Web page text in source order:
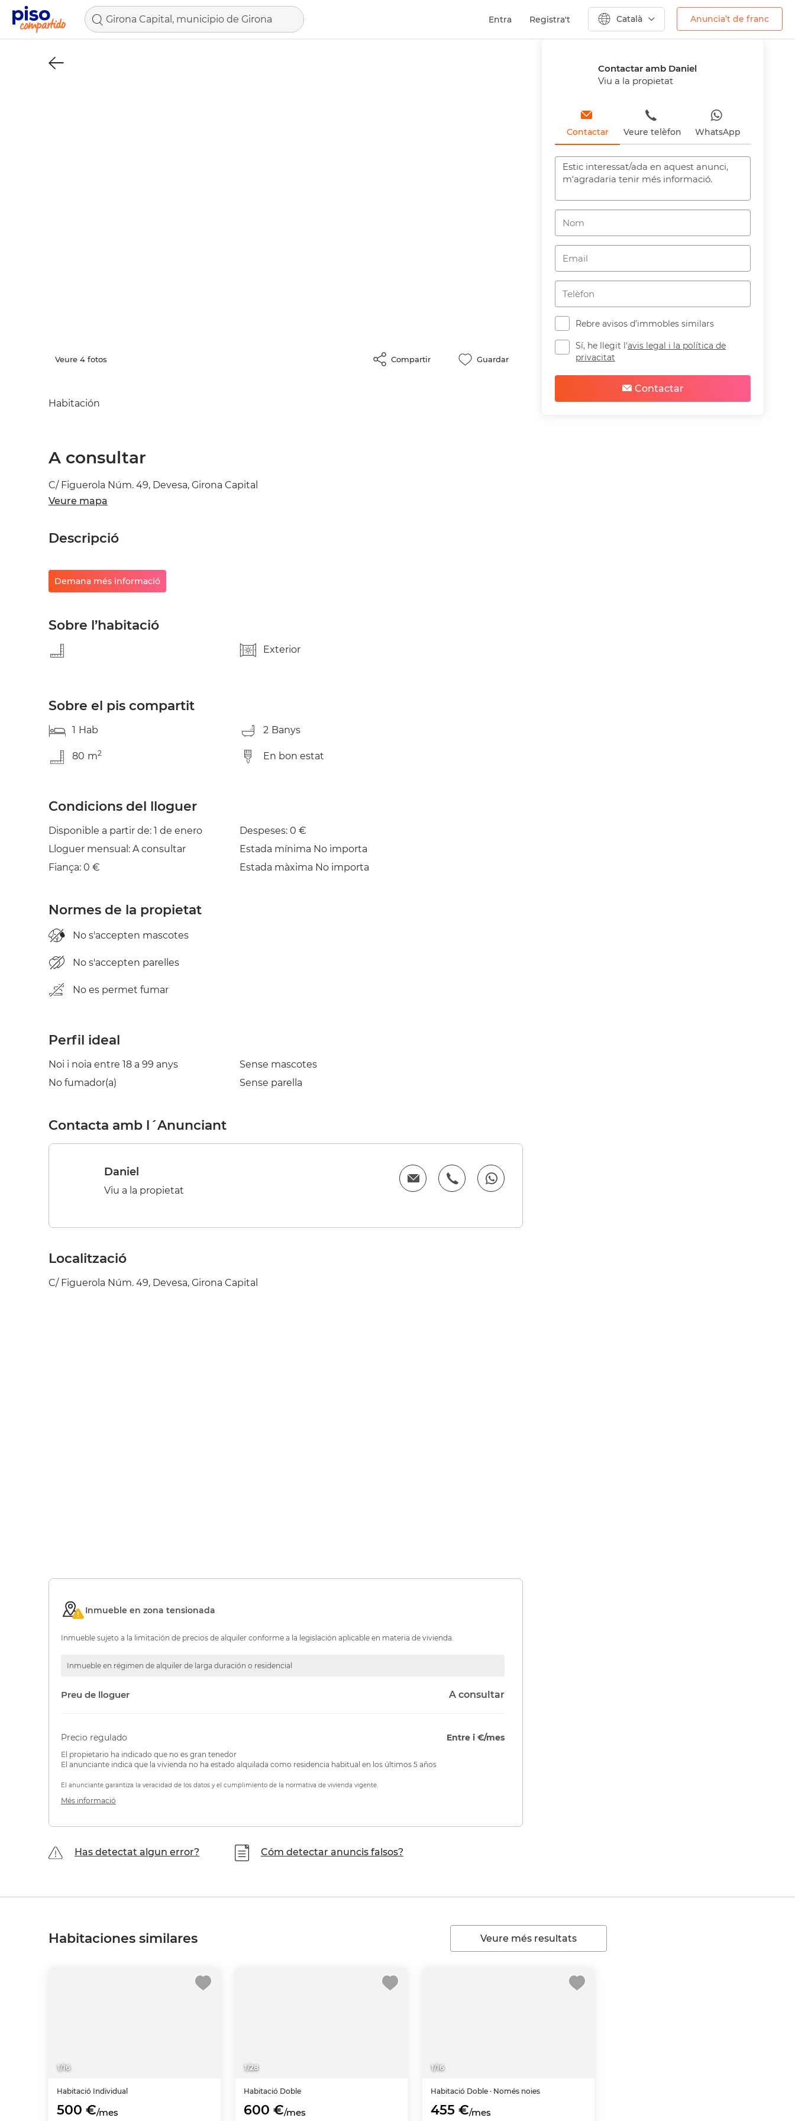
Girona Capital, municipio de Girona Entra Registra't Català Anuncia’t de franc
Anterior
Veure 4 fotos Compartir Guardar
Habitación
A consultar
C/ Figuerola Núm. 49, Devesa, Girona Capital
Veure mapa
Descripció
Demana més informació
Sobre l’habitació
Exterior
Sobre el pis compartit
1 Hab 2 Banys
80 m2 En bon estat
Condicions del lloguer
Disponible a partir de: 1 de enero
Lloguer mensual: A consultar
Fiança: 0 €
Despeses: 0 €
Estada mínima No importa
Estada màxima No importa
Normes de la propietat
No s'accepten mascotes
No s'accepten parelles
No es permet fumar
Perfil ideal
Noi i noia entre 18 a 99 anys
No fumador(a)
Sense mascotes
Sense parella
Contacta amb l´Anunciant
Daniel
Viu a la propietat
Localització
C/ Figuerola Núm. 49, Devesa, Girona Capital
Inmueble en zona tensionada
Inmueble sujeto a la limitación de precios de alquiler conforme a la legislación aplicable en materia de vivienda.
Inmueble en régimen de alquiler de larga duración o residencial
Preu de lloguer A consultar
Precio regulado Entre i €/mes
El propietario ha indicado que no es gran tenedor
El anunciante indica que la vivienda no ha estado alquilada como residencia habitual en los últimos 5 años
El anunciante garantiza la veracidad de los datos y el cumplimiento de la normativa de vivienda vigente.
Més informació
Has detectat algun error? Cóm detectar anuncis falsos?
Habitaciones similares Veure més resultats
1/16
Habitació Individual
500 €/mes
1/28
Habitació Doble
600 €/mes
1/16
Habitació Doble · Només noies
455 €/mes
Contactar amb Daniel
Viu a la propietat
Contactar Veure telèfon WhatsApp
Rebre avisos d’immobles similars
Sí, he llegit l'avis legal i la política de
privacitat
Contactar